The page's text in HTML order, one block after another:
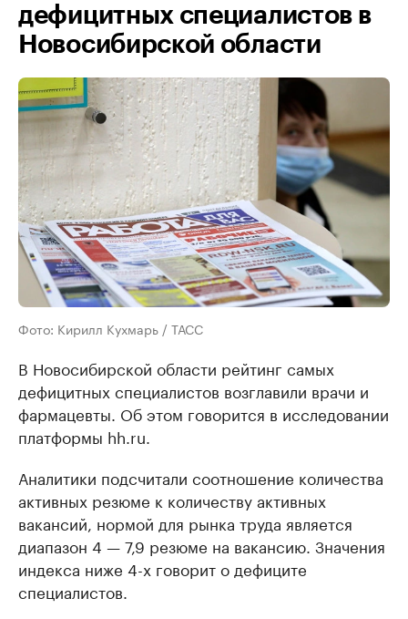
дефицитных специалистов в
Новосибирской области
Фото: Кирилл Кухмарь / ТАСС
В Новосибирской области рейтинг самых
дефицитных специалистов возглавили врачи и
фармацевты. Об этом говорится в исследовании
платформы hh.ru.
Аналитики подсчитали соотношение количества
активных резюме к количеству активных
вакансий, нормой для рынка труда является
диапазон 4 — 7,9 резюме на вакансию. Значения
индекса ниже 4-х говорит о дефиците
специалистов.